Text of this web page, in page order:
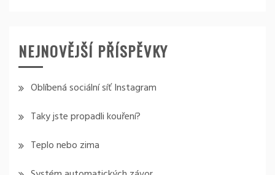
NEJNOVĚJŠÍ PŘÍSPĚVKY
Oblíbená sociální síť Instagram
Taky jste propadli kouření?
Teplo nebo zima